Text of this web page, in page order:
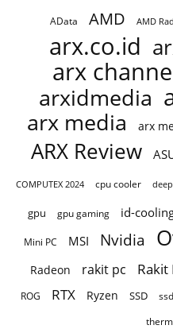
AData AMD AMD
arx.co.id
arx
arxidmedia
arx media arx
ARX Review
COMPUTEX 2024 cpu cooler
gpu gpu gaming id-
Mini PC MSI Nvidia
Radeon rakit pc Rakit
ROG RTX Ryzen SSD